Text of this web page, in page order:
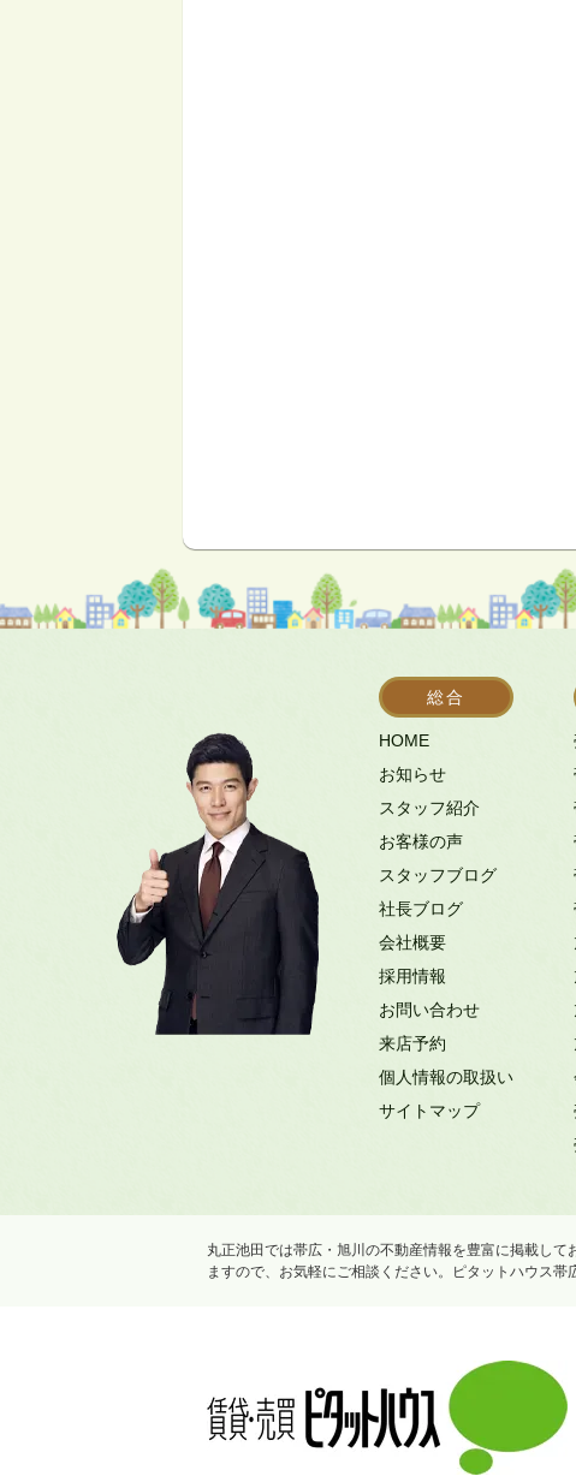
総合
HOME
お知らせ
スタッフ紹介
お客様の声
スタッフブログ
社長ブログ
会社概要
採用情報
お問い合わせ
来店予約
個人情報の取扱い
サイトマップ
丸正池田では帯広・旭川の不動産情報を豊富に掲載し
ますので、お気軽にご相談ください。ピタットハウス